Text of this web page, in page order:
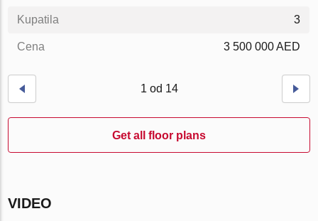
Kupatila 3
Cena 3 500 000 AED
Get all floor plans
1 od 14
VIDEO